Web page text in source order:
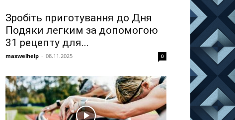
Зробіть приготування до Дня
Подяки легким за допомогою
31 рецепту для...
maxwelhelp - 08.11.2025 0